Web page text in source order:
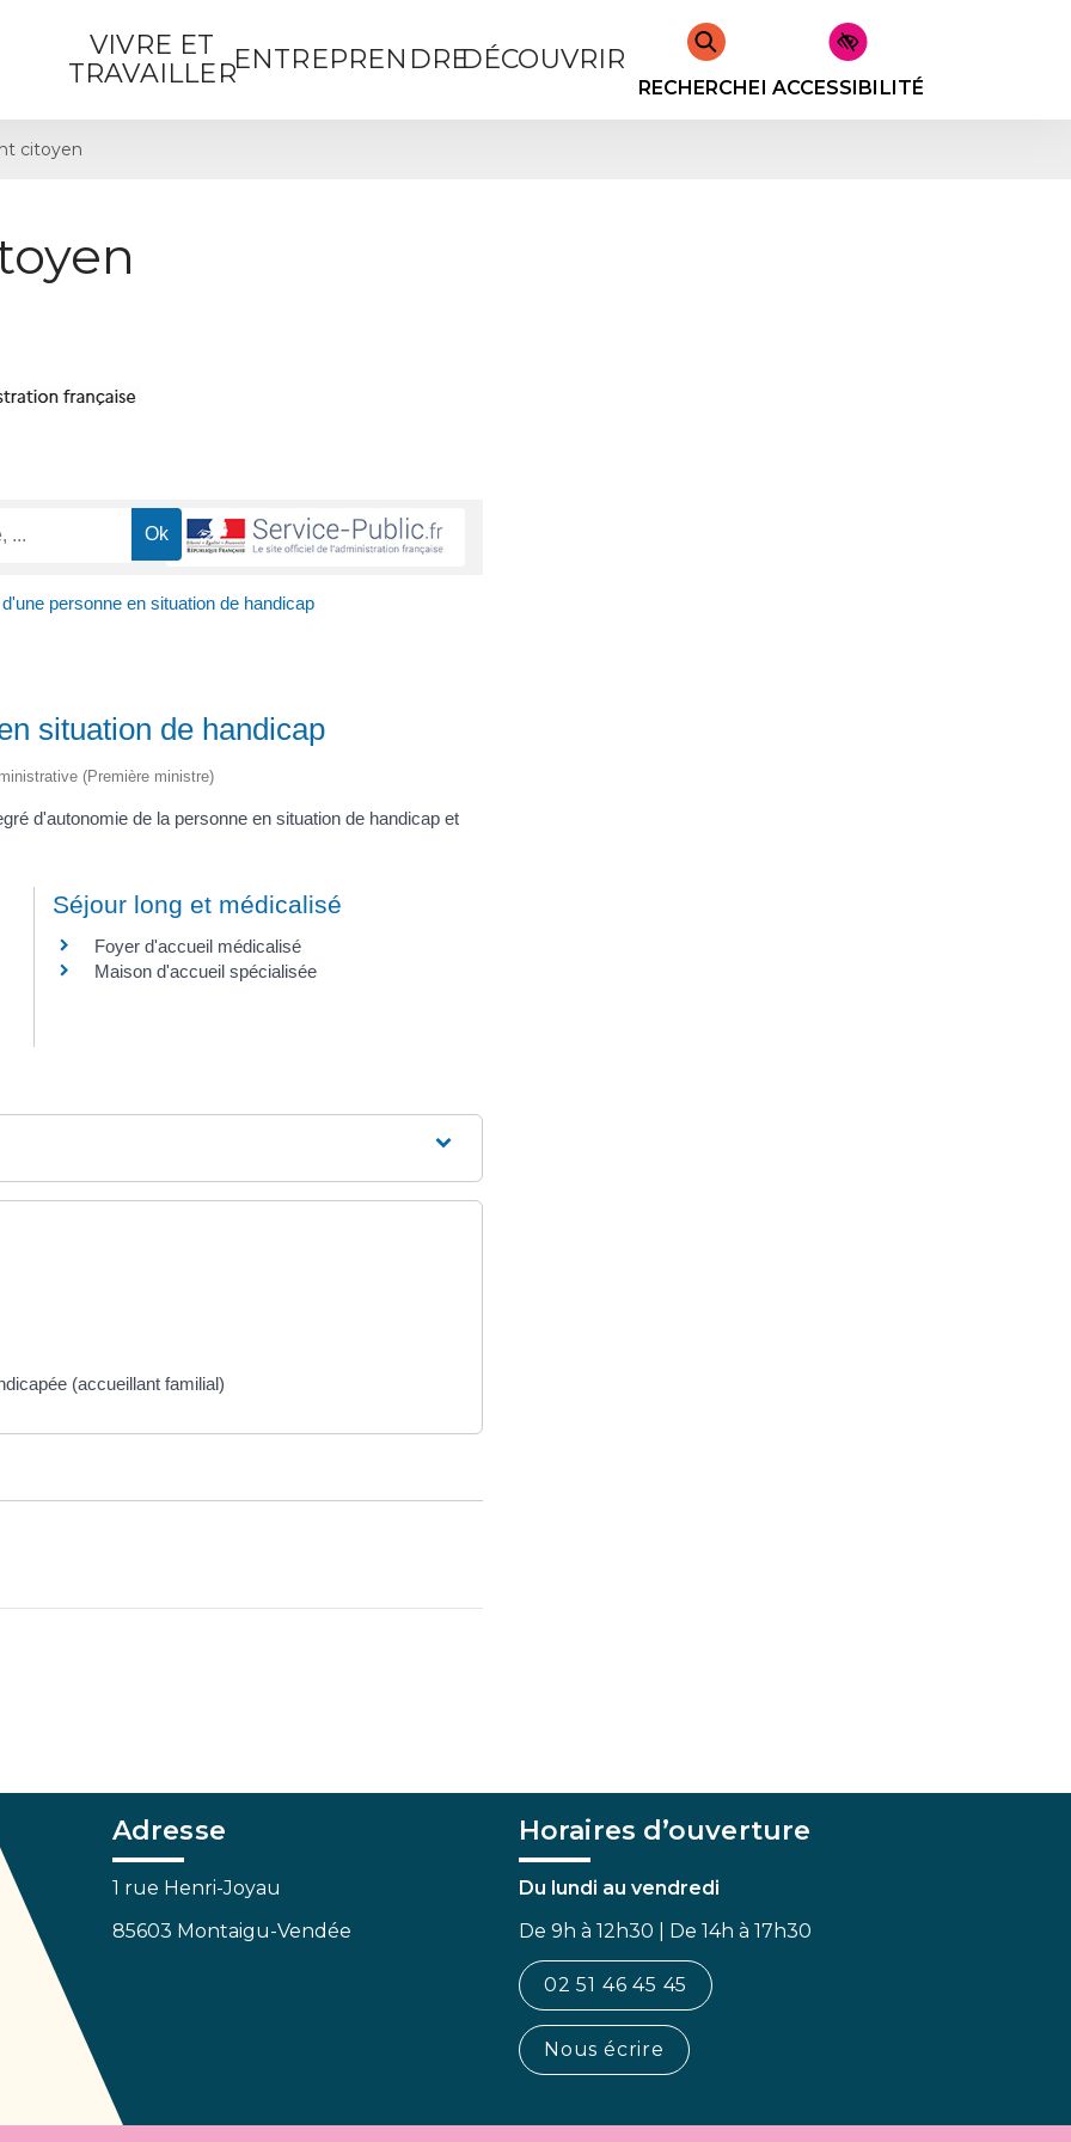
VIVRE ET
TRAVAILLERENTREPRENDREDÉCOUVRIR
RECHERCHERACCESSIBILITÉ
citoyen
personne en situation de handicap
situation de handicap
(Première ministre)
d'autonomie de la personne en situation de handicap et
Séjour long et médicalisé
Foyer d'accueil médicalisé
Maison d'accueil spécialisée
(accueillant familial)
Adresse
1 rue Henri-Joyau
85603 Montaigu-Vendée
Horaires d’ouverture
Du lundi au vendredi
De 9h à 12h30 | De 14h à 17h30
02 51 46 45 45
Nous écrire